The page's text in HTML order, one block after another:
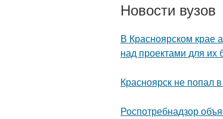
Новости вузов
В Красноярском крае
над проектами для их
Красноярск не попал
Роспотребнадзор